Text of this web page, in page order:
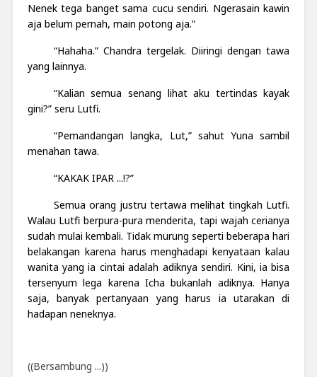
Nenek tega banget sama cucu sendiri. Ngerasain kawin
aja belum pernah, main potong aja.”
“Hahaha.” Chandra tergelak. Diiringi dengan tawa
yang lainnya.
“Kalian semua senang lihat aku tertindas kayak
gini?” seru Lutfi.
“Pemandangan langka, Lut,” sahut Yuna sambil
menahan tawa.
“KAKAK IPAR ...!?”
Semua orang justru tertawa melihat tingkah Lutfi.
Walau Lutfi berpura-pura menderita, tapi wajah cerianya
sudah mulai kembali. Tidak murung seperti beberapa hari
belakangan karena harus menghadapi kenyataan kalau
wanita yang ia cintai adalah adiknya sendiri. Kini, ia bisa
tersenyum lega karena Icha bukanlah adiknya. Hanya
saja, banyak pertanyaan yang harus ia utarakan di
hadapan neneknya.
((Bersambung ...))